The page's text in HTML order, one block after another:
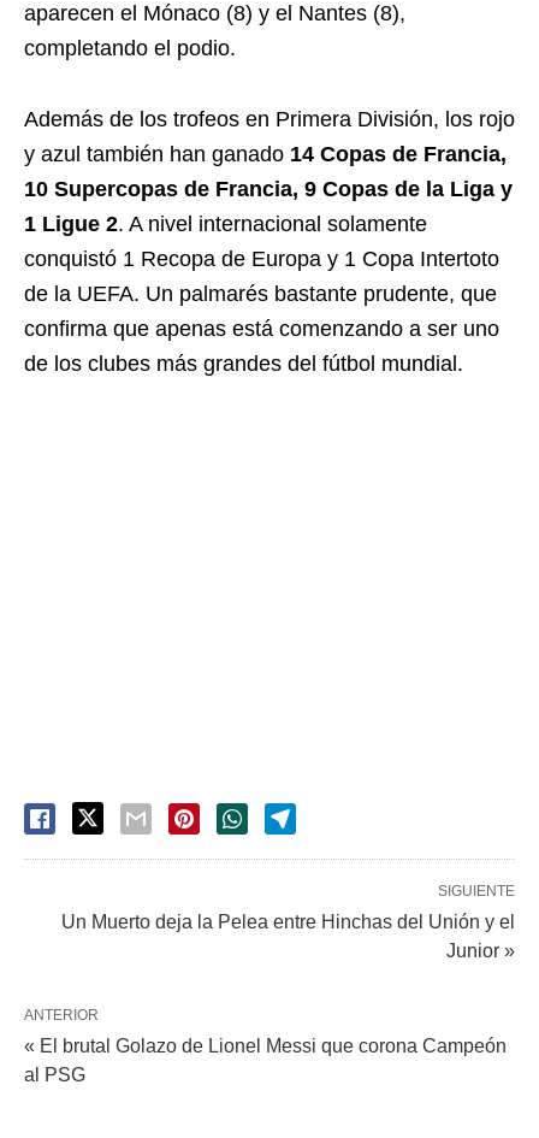
aparecen el Mónaco (8) y el Nantes (8),
completando el podio.
Además de los trofeos en Primera División, los rojo
y azul también han ganado 14 Copas de Francia,
10 Supercopas de Francia, 9 Copas de la Liga y
1 Ligue 2. A nivel internacional solamente
conquistó 1 Recopa de Europa y 1 Copa Intertoto
de la UEFA. Un palmarés bastante prudente, que
confirma que apenas está comenzando a ser uno
de los clubes más grandes del fútbol mundial.
SIGUIENTE
Un Muerto deja la Pelea entre Hinchas del Unión y el
Junior »
ANTERIOR
« El brutal Golazo de Lionel Messi que corona Campeón
al PSG